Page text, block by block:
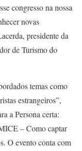
congresso na nossa
novas
presidente da
de Turismo do
temas como
estrangeiros”,
a Persona certa:
– Como captar
O evento conta com